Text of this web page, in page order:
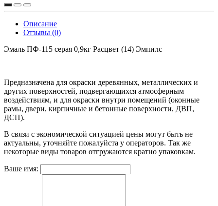
Описание
Отзывы (0)
Эмаль ПФ-115 серая 0,9кг Расцвет (14) Эмпилс
Предназначена для окраски деревянных, металлических и
других поверхностей, подвергающихся атмосферным
воздействиям, и для окраски внутри помещений (оконные
рамы, двери, кирпичные и бетонные поверхности, ДВП,
ДСП).
В связи с экономической ситуацией цены могут быть не
актуальны, уточняйте пожалуйста у операторов. Так же
некоторые виды товаров отгружаются кратно упаковкам.
Ваше имя: